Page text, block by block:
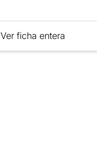
Ver ficha entera